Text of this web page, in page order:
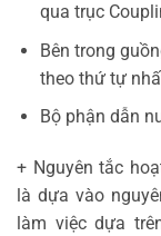
qua trục
Bên trong
theo thứ tự
Bộ phận dẫn
+ Nguyên tắc
là dựa vào
làm việc dựa